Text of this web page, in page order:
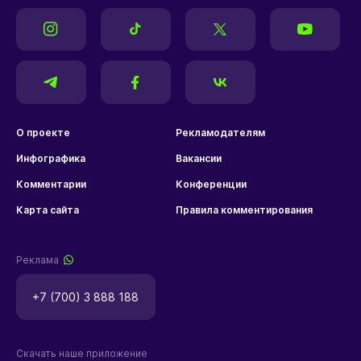
О проекте Рекламодателям
Инфографика Вакансии
Комментарии Конференции
Карта сайта Правила комментирования
Реклама
+7 (700) 3 888 188
Скачать наше приложение